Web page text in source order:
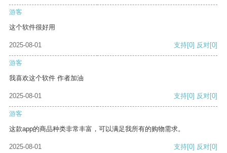
游客
这个软件很好用
2025-08-01 支持[0] 反对[0]
游客
我喜欢这个软件 作者加油
2025-08-01 支持[0] 反对[0]
游客
这款app的商品种类非常丰富，可以满足我所有的购物需求。
2025-08-01 支持[0] 反对[0]